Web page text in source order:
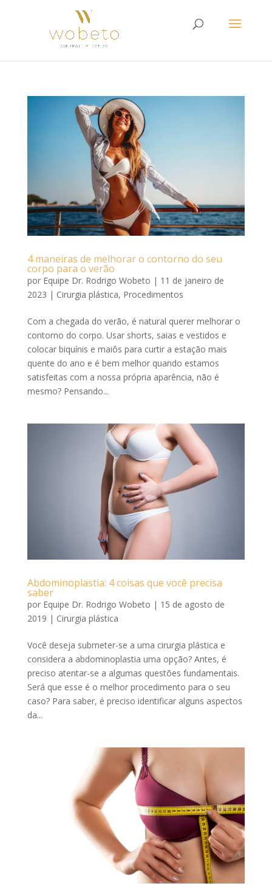
4 maneiras de melhorar o contorno do seu
corpo para o verão
por Equipe Dr. Rodrigo Wobeto | 11 de janeiro de
2023 | Cirurgia plástica, Procedimentos
Com a chegada do verão, é natural querer melhorar o
contorno do corpo. Usar shorts, saias e vestidos e
colocar biquínis e maiôs para curtir a estação mais
quente do ano e é bem melhor quando estamos
satisfeitas com a nossa própria aparência, não é
mesmo? Pensando...
Abdominoplastia: 4 coisas que você precisa
saber
por Equipe Dr. Rodrigo Wobeto | 15 de agosto de
2019 | Cirurgia plástica
Você deseja submeter-se a uma cirurgia plástica e
considera a abdominoplastia uma opção? Antes, é
preciso atentar-se a algumas questões fundamentais.
Será que esse é o melhor procedimento para o seu
caso? Para saber, é preciso identificar alguns aspectos
da...